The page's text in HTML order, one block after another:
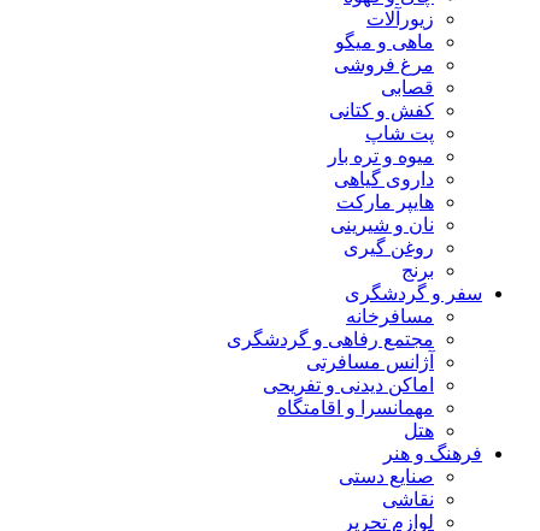
زیورآلات
ماهی و میگو
مرغ فروشی
قصابی
کفش و کتانی
پت شاپ
میوه و تره بار
داروی گیاهی
هایپر مارکت
نان و شیرینی
روغن گیری
برنج
سفر و گردشگری
مسافرخانه
مجتمع رفاهی و گردشگری
آژانس مسافرتی
اماکن دیدنی و تفریحی
مهمانسرا و اقامتگاه
هتل
فرهنگ و هنر
صنایع دستی
نقاشی
لوازم تحریر